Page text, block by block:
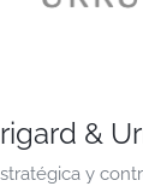
&
y